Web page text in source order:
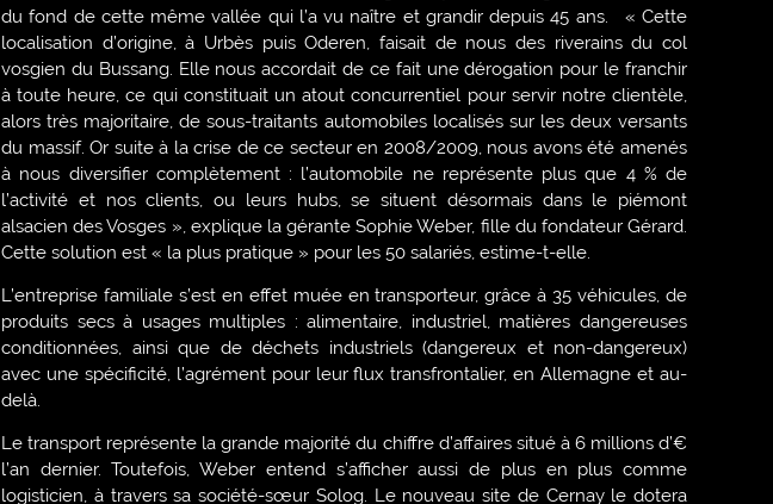
du fond de cette même vallée qui l’a vu naître et grandir depuis 45 ans. « Cette
localisation d’origine, à Urbès puis Oderen, faisait de nous des riverains du col
vosgien du Bussang. Elle nous accordait de ce fait une dérogation pour le franchir
à toute heure, ce qui constituait un atout concurrentiel pour servir notre clientèle,
alors très majoritaire, de sous-traitants automobiles localisés sur les deux versants
du massif. Or suite à la crise de ce secteur en 2008/2009, nous avons été amenés
à nous diversifier complètement : l’automobile ne représente plus que 4 % de
l’activité et nos clients, ou leurs hubs, se situent désormais dans le piémont
alsacien des Vosges », explique la gérante Sophie Weber, fille du fondateur Gérard.
Cette solution est « la plus pratique » pour les 50 salariés, estime-t-elle.
L’entreprise familiale s’est en effet muée en transporteur, grâce à 35 véhicules, de
produits secs à usages multiples : alimentaire, industriel, matières dangereuses
conditionnées, ainsi que de déchets industriels (dangereux et non-dangereux)
avec une spécificité, l’agrément pour leur flux transfrontalier, en Allemagne et au-
delà.
Le transport représente la grande majorité du chiffre d’affaires situé à 6 millions d’€
l’an dernier. Toutefois, Weber entend s’afficher aussi de plus en plus comme
logisticien, à travers sa société-sœur Solog. Le nouveau site de Cernay le dotera